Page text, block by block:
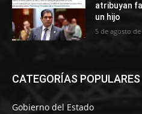
atribuyan
un hijo
5 de agosto de
CATEGORÍAS POPULARES
Gobierno del Estado